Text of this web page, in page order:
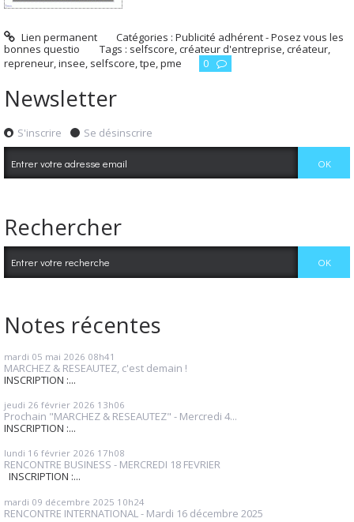
Lien permanent Catégories :Publicité adhérent - Posez vous les
bonnes questio
Tags : selfscore,créateur d'entreprise,créateur,
repreneur,insee, selfscore,tpe,pme 0
Newsletter
S'inscrire Se désinscrire
Rechercher
Notes récentes
mardi 05 mai 2026 08h41
MARCHEZ & RESEAUTEZ, c'est demain !
INSCRIPTION :...
jeudi 26 février 2026 13h06
Prochain "MARCHEZ & RESEAUTEZ" - Mercredi 4...
INSCRIPTION :...
lundi 16 février 2026 17h08
RENCONTRE BUSINESS - MERCREDI 18 FEVRIER
INSCRIPTION :...
mardi 09 décembre 2025 10h24
RENCONTRE INTERNATIONAL - Mardi 16 décembre 2025